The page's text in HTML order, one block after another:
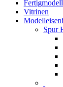
Vitrinen
Spur